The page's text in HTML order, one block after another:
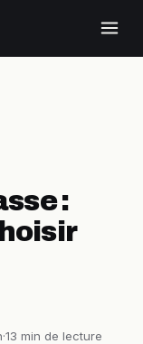
:
·13 min de lecture